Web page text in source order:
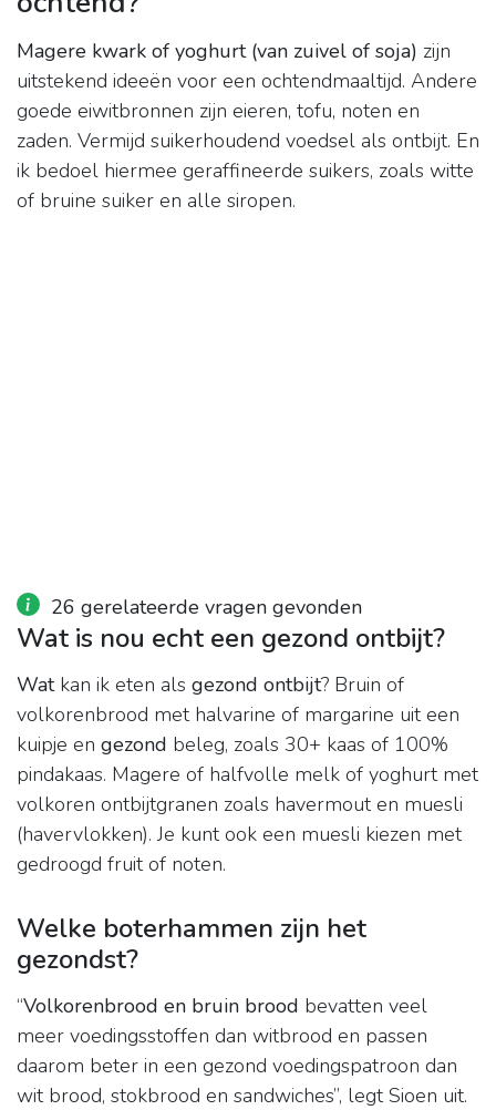
Magere kwark of yoghurt (van zuivel of soja) zijn
uitstekend ideeën voor een ochtendmaaltijd. Andere
goede eiwitbronnen zijn eieren, tofu, noten en
zaden. Vermijd suikerhoudend voedsel als ontbijt. En
ik bedoel hiermee geraffineerde suikers, zoals witte
of bruine suiker en alle siropen.
26 gerelateerde vragen gevonden
Wat is nou echt een gezond ontbijt?
Watkan ik eten als gezond ontbijt? Bruin of
volkorenbrood met halvarine of margarine uit een
kuipje en gezond beleg, zoals 30+ kaas of 100%
pindakaas. Magere of halfvolle melk of yoghurt met
volkoren ontbijtgranen zoals havermout en muesli
(havervlokken). Je kunt ook een muesli kiezen met
gedroogd fruit of noten.
Welke boterhammen zijn het
gezondst?
“Volkorenbrood en bruin brood bevatten veel
meer voedingsstoffen dan witbrood en passen
daarom beter in een gezond voedingspatroon dan
wit brood, stokbrood en sandwiches”, legt Sioen uit.